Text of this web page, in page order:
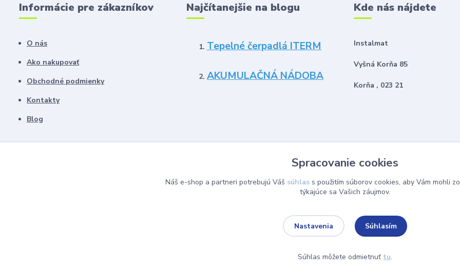
Informácie pre zákazníkov
O nás
Ako nakupovať
Obchodné podmienky
Kontakty
Blog
Najčítanejšie na blogu
Tepelné čerpadlá ITERM
AKUMULAČNÁ NÁDOBA
Kde nás nájdete
Instalmat
Vyšná Korňa 85
Korňa , 023 21
Spracovanie cookies
Náš e-shop a partneri potrebujú Váš súhlas s použitím súborov cookies, aby Vám mohli
týkajúce sa Vašich záujmov.
Nastavenia Súhlasím
Súhlas môžete odmietnuť tu.